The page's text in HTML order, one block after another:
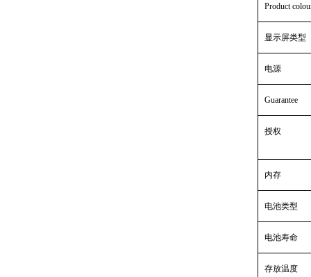
Product
显示屏类型
电源
Guarantee
授权
内存
电池类型
电池寿命
存放温度